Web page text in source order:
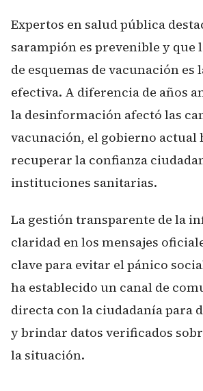
Expertos en salud pública
sarampión es prevenible y que
de esquemas de vacunación es
efectiva. A diferencia de años
la desinformación afectó las
vacunación, el gobierno actual
recuperar la confianza
instituciones sanitarias.
La gestión transparente de la
claridad en los mensajes
clave para evitar el pánico
ha establecido un canal de
directa con la ciudadanía para
y brindar datos verificados
la situación.